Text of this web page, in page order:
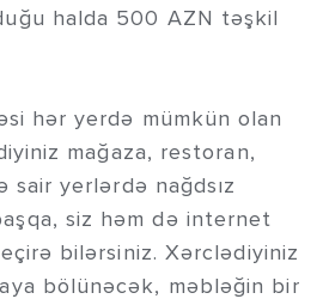
halda 500 AZN təşkil
hər yerdə mümkün olan
mağaza, restoran,
yerlərdə nağdsız
siz həm də internet
bilərsiniz. Xərclədiyiniz
bölünəcək, məbləğin bir